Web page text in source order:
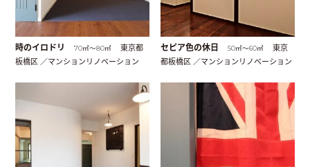
時のイロドリ 70㎡〜80㎡
東京都
板橋区 ／マンションリノベーション
セピア色の休日 50㎡〜60㎡
東京
都板橋区 ／マンションリノベーション